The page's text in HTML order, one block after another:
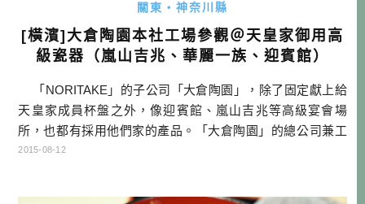
關東・神奈川縣
[橫濱]大倉陶園本社工場參觀＠天皇家御用高
級瓷器（嵐山吉兆、華麗一族、迎賓館）
「NORITAKE」的子公司「大倉陶園」，除了固定獻上給
天皇家成員杯盤之外，像迎賓館、嵐山吉兆等高級宴會場
所，也都有採用他們家的產品。「大倉陶園」的總公司兼工
廠，位於神奈川縣，距離橫濱不是很遠。除了可以參觀工
2015-08-12